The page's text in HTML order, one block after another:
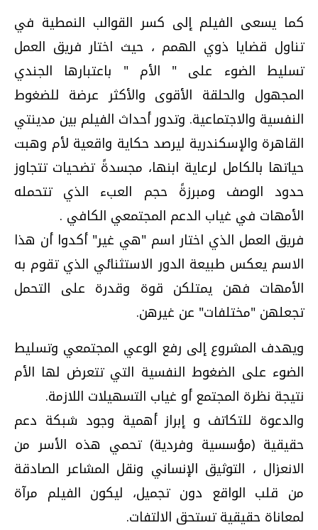
كما يسعى الفيلم إلى كسر القوالب النمطية في
تناول قضايا ذوي الهمم ، حيث اختار فريق العمل
تسليط الضوء على " الأم " باعتبارها الجندي
المجهول والحلقة الأقوى والأكثر عرضة للضغوط
النفسية والاجتماعية. وتدور أحداث الفيلم بين مدينتي
القاهرة والإسكندرية ليرصد حكاية واقعية لأم وهبت
حياتها بالكامل لرعاية ابنها، مجسدةً تضحيات تتجاوز
حدود الوصف ومبرزةً حجم العبء الذي تتحمله
الأمهات في غياب الدعم المجتمعي الكافي .
فريق العمل الذي اختار اسم "هي غير" أكدوا أن هذا
الاسم يعكس طبيعة الدور الاستثنائي الذي تقوم به
الأمهات فهن يمتلكن قوة وقدرة على التحمل
تجعلهن "مختلفات" عن غيرهن.
ويهدف المشروع إلى رفع الوعي المجتمعي وتسليط
الضوء على الضغوط النفسية التي تتعرض لها الأم
نتيجة نظرة المجتمع أو غياب التسهيلات اللازمة.
والدعوة للتكاتف و إبراز أهمية وجود شبكة دعم
حقيقية (مؤسسية وفردية) تحمي هذه الأسر من
الانعزال ، التوثيق الإنساني ونقل المشاعر الصادقة
من قلب الواقع دون تجميل، ليكون الفيلم مرآة
لمعاناة حقيقية تستحق الالتفات.